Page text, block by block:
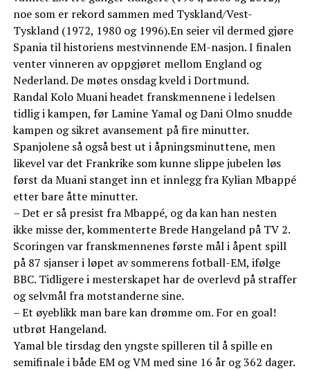
noe som er rekord sammen med Tyskland/Vest-
Tyskland (1972, 1980 og 1996).En seier vil dermed gjøre
Spania til historiens mestvinnende EM-nasjon. I finalen
venter vinneren av oppgjøret mellom England og
Nederland. De møtes onsdag kveld i Dortmund.
Randal Kolo Muani headet franskmennene i ledelsen
tidlig i kampen, før Lamine Yamal og Dani Olmo snudde
kampen og sikret avansement på fire minutter.
Spanjolene så også best ut i åpningsminuttene, men
likevel var det Frankrike som kunne slippe jubelen løs
først da Muani stanget inn et innlegg fra Kylian Mbappé
etter bare åtte minutter.
– Det er så presist fra Mbappé, og da kan han nesten
ikke misse der, kommenterte Brede Hangeland på TV 2.
Scoringen var franskmennenes første mål i åpent spill
på 87 sjanser i løpet av sommerens fotball-EM, ifølge
BBC. Tidligere i mesterskapet har de overlevd på straffer
og selvmål fra motstanderne sine.
– Et øyeblikk man bare kan drømme om. For en goal!
utbrøt Hangeland.
Yamal ble tirsdag den yngste spilleren til å spille en
semifinale i både EM og VM med sine 16 år og 362 dager.